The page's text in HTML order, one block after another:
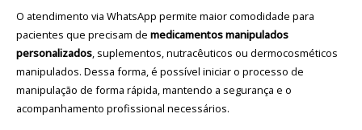
O atendimento via WhatsApp permite maior comodidade para
pacientes que precisam de medicamentos manipulados
personalizados, suplementos, nutracêuticos ou dermocosméticos
manipulados. Dessa forma, é possível iniciar o processo de
manipulação de forma rápida, mantendo a segurança e o
acompanhamento profissional necessários.